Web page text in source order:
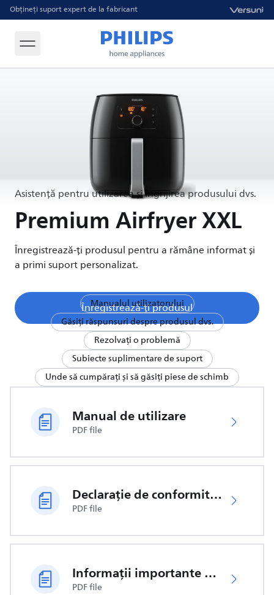
Obțineți suport expert de la fabricant
Asistență pentru utilizarea și îngrijirea produsului dvs.
Premium Airfryer XXL
Înregistrează-ți produsul pentru a rămâne informat și
a primi suport personalizat.
Înregistrează-ți produsul
Manualul utilizatorului
Găsiți răspunsuri despre produsul dvs.
Rezolvați o problemă
Subiecte suplimentare de suport
Unde să cumpărați și să găsiți piese de schimb
Manual de utilizare
PDF file
Declarație de conformitate UE
PDF file
Informații importante de siguranță
PDF file